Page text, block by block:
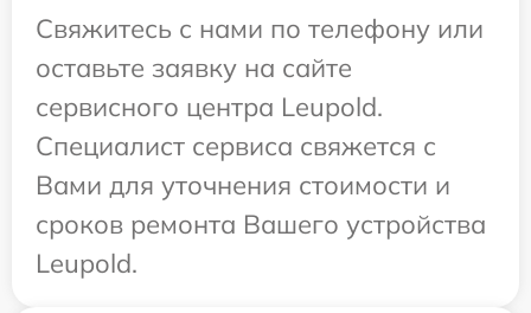
Свяжитесь с нами по телефону или
оставьте заявку на сайте
сервисного центра Leupold.
Специалист сервиса свяжется с
Вами для уточнения стоимости и
сроков ремонта Вашего устройства
Leupold.